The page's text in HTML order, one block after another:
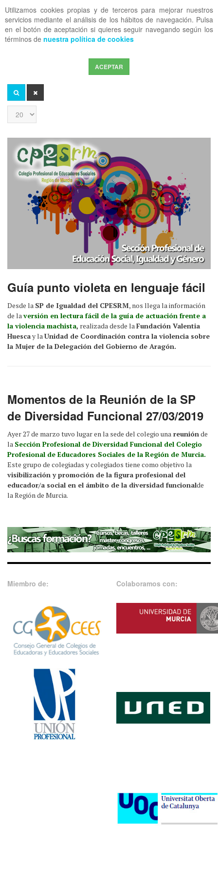
Utilizamos cookies propias y de terceros para mejorar nuestros
servicios mediante el análisis de los hábitos de navegación. Pulsa
en el botón de aceptación si quieres seguir navegando según los
términos de nuestra política de cookies
ACEPTAR
OFF CANVAS
del
títuloBUSCAR
Cantidad
a
Guía punto violeta en lenguaje fácil
Desde la SP de Igualdad del CPESRM, nos llega la información
de laversión en lectura fácil de la guía de actuación frente a
la violencia machista, realizada desde laFundación Valentia
Huescay laUnidad de Coordinación contra la violencia sobre
la Mujer de la Delegación del Gobierno de Aragón.
Momentos de la Reunión de la SP
de Diversidad Funcional 27/03/2019
Ayer 27 de marzo tuvo lugar en la sede del colegio una reuniónde
la Sección Profesional de Diversidad Funcional del Colegio
Profesional de Educadores Sociales de la Región de Murcia.
Este grupo de colegiadas y colegiados tiene como objetivo la
visibilización y promoción de la figura profesional del
educador/a social en el ámbito de la diversidad funcionalde
la Región de Murcia.
Miembro de: Colaboramos con: